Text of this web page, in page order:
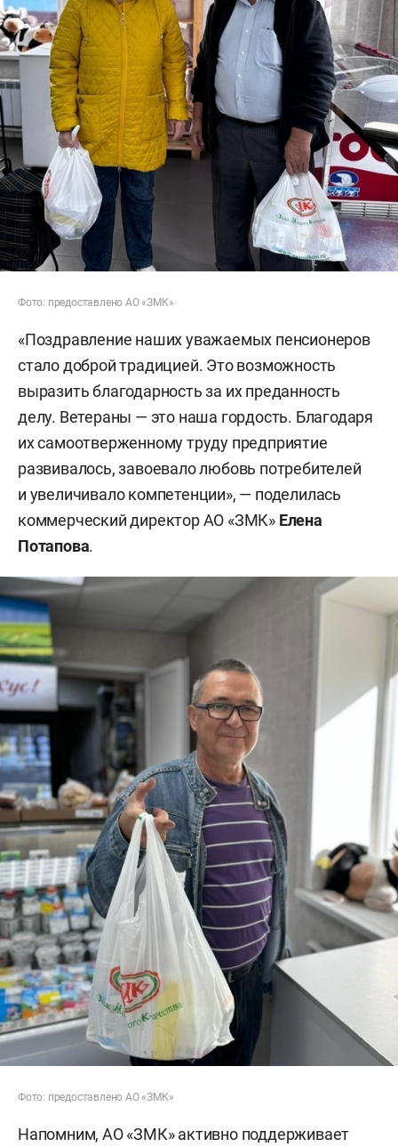
Фото: предоставлено АО «ЗМК»
«Поздравление наших уважаемых пенсионеров
стало доброй традицией. Это возможность
выразить благодарность за их преданность
делу. Ветераны — это наша гордость. Благодаря
их самоотверженному труду предприятие
развивалось, завоевало любовь потребителей
и увеличивало компетенции», — поделилась
коммерческий директор АО «ЗМК» Елена
Потапова.
Фото: предоставлено АО «ЗМК»
Напомним, АО «ЗМК» активно поддерживает